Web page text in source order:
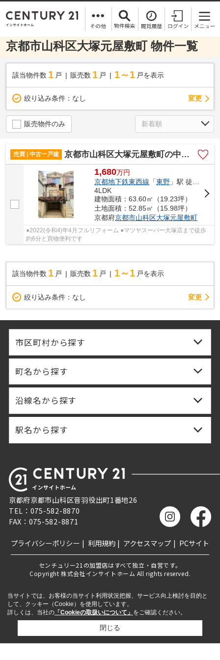
京都市山科区大塚元屋敷町 物件一覧
該当物件数 1 戸 販売数 1 戸 1～1 戸を表示
絞り込み条件： なし 変更
販売物件のみ
売買 | 中古一戸建 京都市山科区大塚元屋敷町の中古一戸建
1,680万円
京都地下鉄東西線 「東野 」駅 徒歩18分
4LDK
建物面積：63.60㎡（19.23坪）
土地面積：52.85㎡（15.98坪）
京都府京都市山科区大塚元屋敷町
●2022(令和4)年4月フルリフォーム ●マツヤスーパー大塚店まで徒歩
約6分と買物便利です
該当物件数 1 戸 販売数 1 戸 1～1 戸を表示
絞り込み条件： なし 変更
市区町村から探す
町名から探す
沿線名から探す
駅名から探す
京都府京都市山科区音羽役出町1番地26
TEL：075-582-8870
FAX：075-582-8871
プライバシーポリシー 利用規約 アクセスマップ PCサイト
センチュリー21の加盟店はすべて独立・自営です。
Copyright 株式会社インサイトホーム All rights reserved.
当サイトでは、お客様の当サイト利用状況把握、サービス向上検討を目的と
して、クッキー（Cookie）を使用しています。
詳しくは、当社の 「Cookieの取扱いについて」 をご確認ください。
閉じる